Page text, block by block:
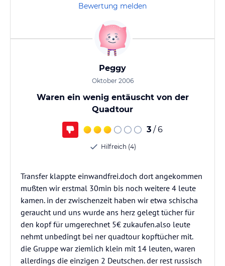
Bewertung melden
Peggy
Oktober 2006
Waren ein wenig entäuscht von der
Quadtour
3 / 6
Hilfreich (4)
Transfer klappte einwandfrei.doch dort angekommen
mußten wir erstmal 30min bis noch weitere 4 leute
kamen. in der zwischenzeit haben wir etwa schischa
geraucht und uns wurde ans herz gelegt tücher für
den kopf für umgerechnet 5€ zukaufen.also leute
nehmt unbedingt bei ner quadtour kopftücher mit.
die Gruppe war ziemlich klein mit 14 leuten, waren
allerdings die einzigen 2 Deutschen. der rest russisch